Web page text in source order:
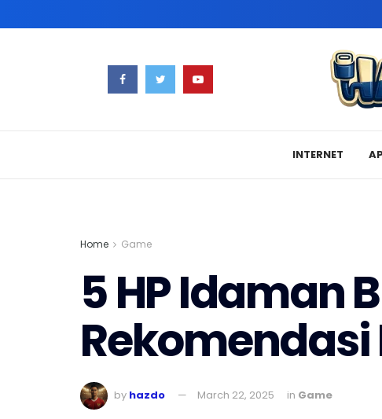
INTERNET
Home Game
5 HP Idaman
by hazdo March 22, 2025 in Game